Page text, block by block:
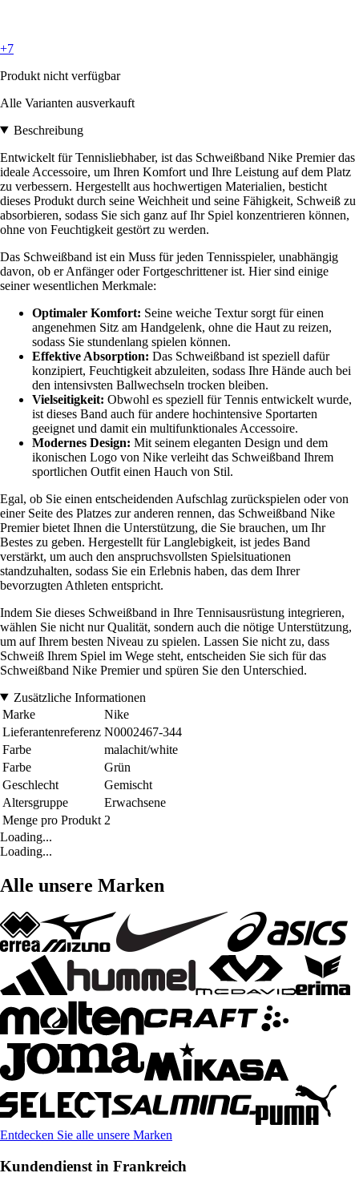
+7
Produkt nicht verfügbar
Alle Varianten ausverkauft
Beschreibung
Entwickelt für Tennisliebhaber, ist das Schweißband Nike Premier das
ideale Accessoire, um Ihren Komfort und Ihre Leistung auf dem Platz
zu verbessern. Hergestellt aus hochwertigen Materialien, besticht
dieses Produkt durch seine Weichheit und seine Fähigkeit, Schweiß zu
absorbieren, sodass Sie sich ganz auf Ihr Spiel konzentrieren können,
ohne von Feuchtigkeit gestört zu werden.
Das Schweißband ist ein Muss für jeden Tennisspieler, unabhängig
davon, ob er Anfänger oder Fortgeschrittener ist. Hier sind einige
seiner wesentlichen Merkmale:
Optimaler Komfort: Seine weiche Textur sorgt für einen
angenehmen Sitz am Handgelenk, ohne die Haut zu reizen,
sodass Sie stundenlang spielen können.
Effektive Absorption: Das Schweißband ist speziell dafür
konzipiert, Feuchtigkeit abzuleiten, sodass Ihre Hände auch bei
den intensivsten Ballwechseln trocken bleiben.
Vielseitigkeit: Obwohl es speziell für Tennis entwickelt wurde,
ist dieses Band auch für andere hochintensive Sportarten
geeignet und damit ein multifunktionales Accessoire.
Modernes Design: Mit seinem eleganten Design und dem
ikonischen Logo von Nike verleiht das Schweißband Ihrem
sportlichen Outfit einen Hauch von Stil.
Egal, ob Sie einen entscheidenden Aufschlag zurückspielen oder von
einer Seite des Platzes zur anderen rennen, das Schweißband Nike
Premier bietet Ihnen die Unterstützung, die Sie brauchen, um Ihr
Bestes zu geben. Hergestellt für Langlebigkeit, ist jedes Band
verstärkt, um auch den anspruchsvollsten Spielsituationen
standzuhalten, sodass Sie ein Erlebnis haben, das dem Ihrer
bevorzugten Athleten entspricht.
Indem Sie dieses Schweißband in Ihre Tennisausrüstung integrieren,
wählen Sie nicht nur Qualität, sondern auch die nötige Unterstützung,
um auf Ihrem besten Niveau zu spielen. Lassen Sie nicht zu, dass
Schweiß Ihrem Spiel im Wege steht, entscheiden Sie sich für das
Schweißband Nike Premier und spüren Sie den Unterschied.
Zusätzliche Informationen
Marke
Nike
Lieferantenreferenz N0002467-344
Farbe
malachit/white
Farbe
Grün
Geschlecht
Gemischt
Altersgruppe
Erwachsene
Menge pro Produkt 2
Loading...
Loading...
Alle unsere Marken
Entdecken Sie alle unsere Marken
Kundendienst in Frankreich